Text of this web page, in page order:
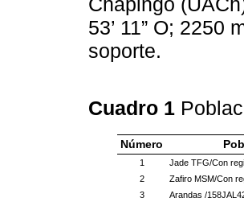
53’ 11” O;
soporte.
Cuadro 1
Número
1 Jade TFG/Con
2
Zafiro MSM/Con
3
Arandas /